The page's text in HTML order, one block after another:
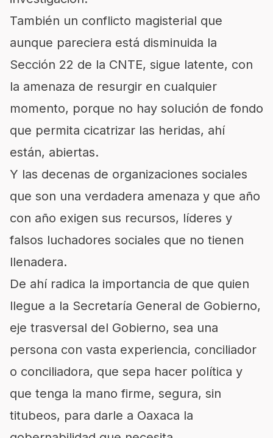
También un conflicto magisterial que
aunque pareciera está disminuida la
Sección 22 de la CNTE, sigue latente, con
la amenaza de resurgir en cualquier
momento, porque no hay solución de fondo
que permita cicatrizar las heridas, ahí
están, abiertas.
Y las decenas de organizaciones sociales
que son una verdadera amenaza y que año
con año exigen sus recursos, líderes y
falsos luchadores sociales que no tienen
llenadera.
De ahí radica la importancia de que quien
llegue a la Secretaría General de Gobierno,
eje trasversal del Gobierno, sea una
persona con vasta experiencia, conciliador
o conciliadora, que sepa hacer política y
que tenga la mano firme, segura, sin
titubeos, para darle a Oaxaca la